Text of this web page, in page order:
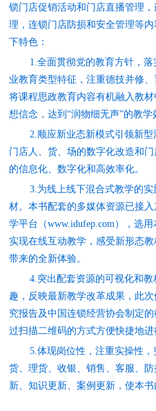
锁门店促销活动和门店直播管理
理，连锁门店防损和安全管理等
下特色：
1. 全面贯彻党的教育方针，
业教育类型特征，注重德技并修
将课程思政教育内容有机融入教
想信念，达到“润物细无声”的教学
2. 顺应新业态新模式引领新
门店人、货、场的数字化改造和
的信息化、数字化和高效率化。
3.为线上线下混合式教学的
材。本书配套的多媒体资源已接
学平台（www.idufep.com），选
实现在线互动教学，感受新形态
带来的全新体验。
4.突出配套资源的可视化和
趣，反映最新教学改革成果，此
究报告及中国连锁经营协会制定
过扫描二维码的方式方便快捷地
5.体现岗位性，注重实操性
货、理货、收银、销售、客服、
新、知识更新、案例更新，使本